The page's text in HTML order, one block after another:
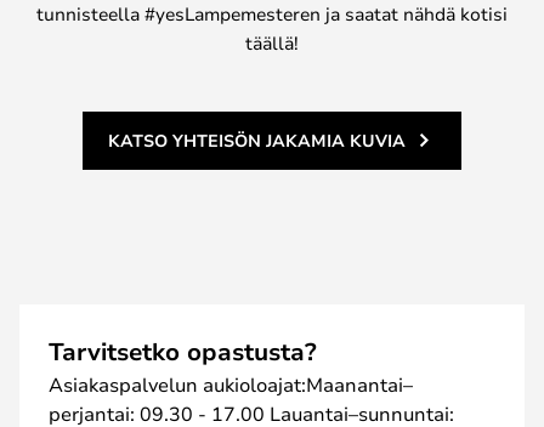
tunnisteella #yesLampemesteren ja saatat nähdä kotisi
täällä!
KATSO YHTEISÖN JAKAMIA KUVIA
Tarvitsetko opastusta?
Asiakaspalvelun aukioloajat:Maanantai–
perjantai: 09.30 - 17.00 Lauantai–sunnuntai: